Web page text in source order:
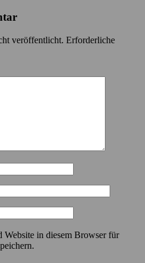
veröffentlicht. Erforderliche
in diesem Browser für